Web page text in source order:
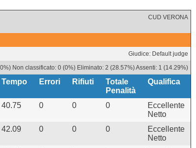
CUD VERONA
Giudice: Default judge
Non classificato: 0 (0%) Eliminato: 2 (28.57%) Assenti: 1 (14.29%)
Tempo Errori Rifiuti
Totale
Penalità
Qualifica
40.75 0 0 0
Eccellente
Netto
42.09 0 0 0
Eccellente
Netto